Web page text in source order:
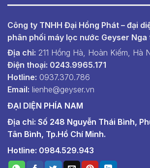
Công ty TNHH Đại Hồng Phát – đại
phân phối máy lọc nước Geyser Nga
Địa chỉ: 211 Hồng Hà, Hoàn Kiếm, Hà
Điện thoại: 0243.9965.171
Hotline: 0937.370.786
Email: lienhe@geyser.vn
ĐẠI DIỆN PHÍA NAM
Địa chỉ: Số 248 Nguyễn Thái Bình,
Tân Bình, Tp.Hồ Chí Minh.
Hotline: 0984.529.943